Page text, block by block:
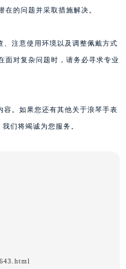
的问题并采取措施解决。
、注意使用环境以及调整佩戴方式
面对复杂问题时，请务必寻求专业
容。如果您还有其他关于浪琴手表
们将竭诚为您服务。